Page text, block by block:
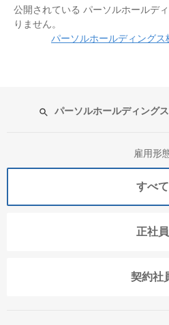
公開されている パーソルホールデ
りません。
パーソルホールディング
パーソルホールディング
雇用形
すべて
正社員
契約社